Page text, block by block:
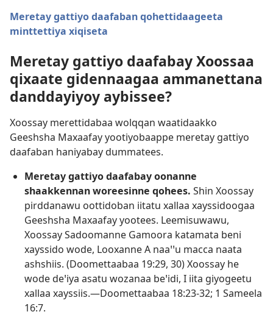
Meretay gattiyo daafaban qohettidaageeta
minttettiya xiqiseta
Meretay gattiyo daafabay Xoossaa
qixaate gidennaagaa ammanettana
danddayiyoy aybissee?
Xoossay merettidabaa wolqqan waatidaakko
Geeshsha Maxaafay yootiyobaappe meretay gattiyo
daafaban haniyabay dummatees.
Meretay gattiyo daafabay oonanne
shaakkennan woreesinne qohees. Shin Xoossay
pirddanawu oottidoban iitatu xallaa xayssidoogaa
Geeshsha Maxaafay yootees. Leemisuwawu,
Xoossay Sadoomanne Gamoora katamata beni
xayssido wode, Looxanne A naaꞌꞌu macca naata
ashshiis. (Doomettaabaa 19:29, 30) Xoossay he
wode deꞌiya asatu wozanaa beꞌidi, I iita giyogeetu
xallaa xayssiis.—Doomettaabaa 18:23-32; 1 Sameela
16:7.